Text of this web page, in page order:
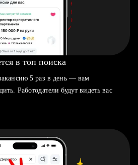
в топ поиска
5 раз в день — вам
Работодатели будут видеть вас